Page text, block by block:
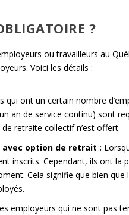
?
ou travailleurs au
Voici les détails :
qui ont un certain nombre
an de service continu) sont
retraite collectif n’est offert.
option de retrait :
inscrits. Cependant, ils ont la
Cela signifie que bien que
employeurs qui ne sont pas